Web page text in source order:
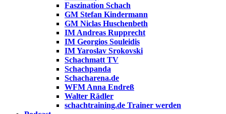
Faszination Schach
GM Stefan Kindermann
GM Niclas Huschenbeth
IM Andreas Rupprecht
IM Georgios Souleidis
IM Yaroslav Srokovski
Schachmatt TV
Schachpanda
Schacharena.de
WFM Anna Endreß
Walter Rädler
schachtraining.de Trainer werden